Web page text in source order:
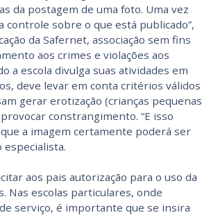
da postagem de uma foto. Uma vez
sobre o que está publicado”,
da Safernet, associação sem fins
aos crimes e violações aos
a escola divulga suas atividades em
deve levar em conta critérios válidos
gerar erotização (crianças pequenas
constrangimento. “E isso
a imagem certamente poderá ser
aos pais autorização para o uso da
Nas escolas particulares, onde
serviço, é importante que se insira